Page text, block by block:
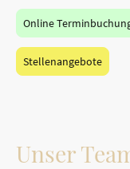
Online
Stellenangebote
Unser